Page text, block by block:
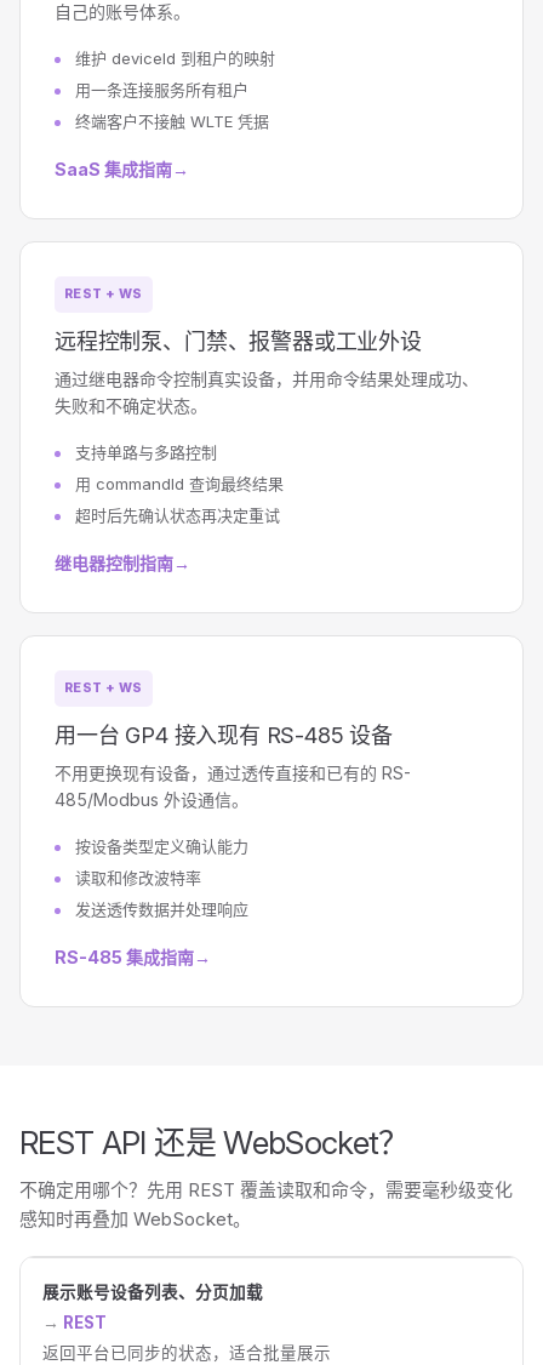
自己的账号体系。
维护 deviceId 到租户的映射
用一条连接服务所有租户
终端客户不接触 WLTE 凭据
SaaS 集成指南→
REST + WS
远程控制泵、门禁、报警器或工业外设
通过继电器命令控制真实设备，并用命令结果处理成功、
失败和不确定状态。
支持单路与多路控制
用 commandId 查询最终结果
超时后先确认状态再决定重试
继电器控制指南→
REST + WS
用一台 GP4 接入现有 RS-485 设备
不用更换现有设备，通过透传直接和已有的 RS-
485/Modbus 外设通信。
按设备类型定义确认能力
读取和修改波特率
发送透传数据并处理响应
RS-485 集成指南→
REST API 还是 WebSocket？
不确定用哪个？先用 REST 覆盖读取和命令，需要毫秒级变化
感知时再叠加 WebSocket。
展示账号设备列表、分页加载
REST
返回平台已同步的状态，适合批量展示